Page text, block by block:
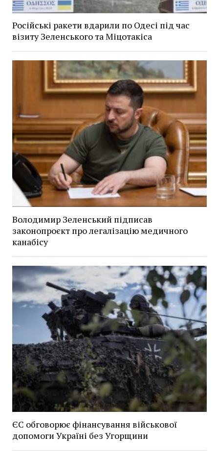
Російські ракети вдарили по Одесі під час
візиту Зеленського та Міцотакіса
Володимир Зеленський підписав
законопроєкт про легалізацію медичного
канабісу
ЄС обговорює фінансування військової
допомоги Україні без Угорщини